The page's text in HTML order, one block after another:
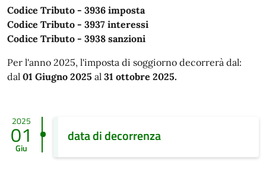
Codice Tributo - 3936 imposta
Codice Tributo - 3937 interessi
Codice Tributo - 3938 sanzioni
Per l'anno 2025, l'imposta di soggiorno decorrerà dal:
dal 01 Giugno 2025 al 31 ottobre 2025.
2025
01
Giu
data di decorrenza